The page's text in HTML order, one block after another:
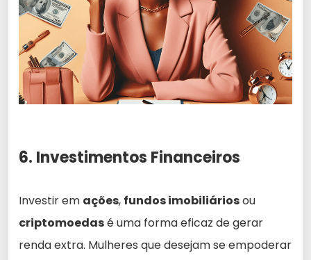
6. Investimentos Financeiros
Investir em ações, fundos imobiliáriosou
criptomoedasé uma forma eficaz de gerar
renda extra. Mulheres que desejam se empoderar